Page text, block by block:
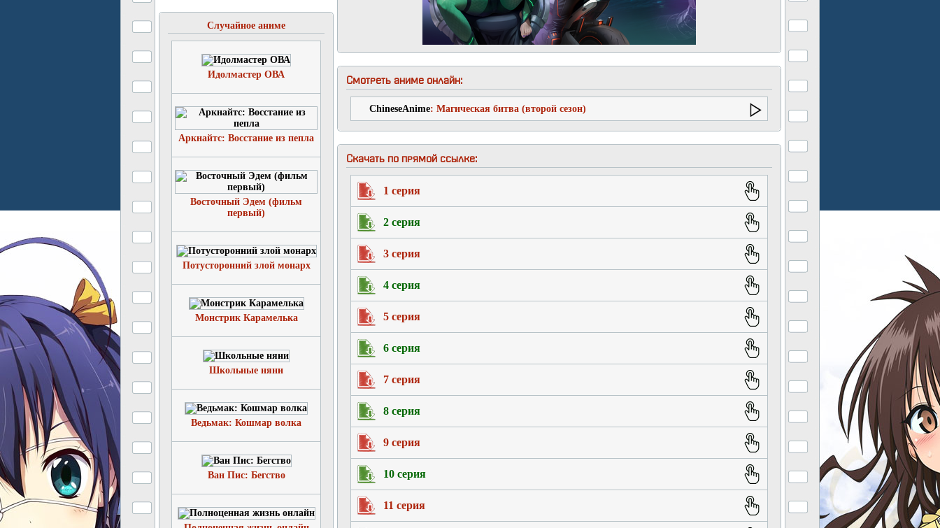
Случайное аниме
Идолмастер ОВА
Аркнайтс: Восстание из пепла
Восточный Эдем (фильм
первый)
Потусторонний злой монарх
Монстрик Карамелька
Школьные няни
Ведьмак: Кошмар волка
Ван Пис: Бегство
Смотреть аниме онлайн:
ChineseAnime: Магическая битва (второй сезон)
Скачать по прямой ссылке:
1 серия
2 серия
3 серия
4 серия
5 серия
6 серия
7 серия
8 серия
9 серия
10 серия
11 серия